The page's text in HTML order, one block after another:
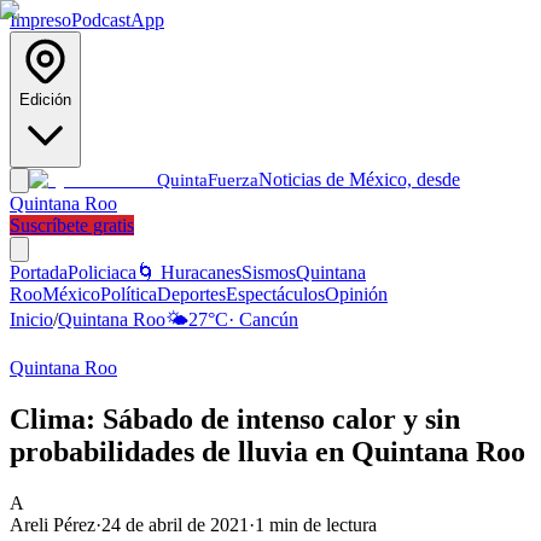
ImpresoPodcastApp
Edición
QuintaFuerzaNoticias de México, desde
Quintana Roo
Suscríbete gratis
PortadaPoliciaca 🌀 HuracanesSismosQuintana
RooMéxicoPolíticaDeportesEspectáculosOpinión
Inicio/Quintana Roo🌤️27°C· Cancún
Quintana Roo
Clima: Sábado de intenso calor y sin
probabilidades de lluvia en Quintana Roo
A
Areli Pérez·24 de abril de 2021 ·1 min de lectura